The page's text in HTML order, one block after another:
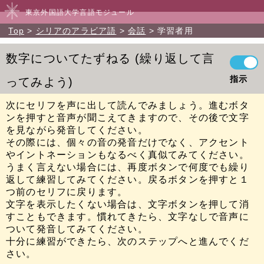
東京外国語大学言語モジュール
Top シリアのアラビア語 会話 学習者用
数字についてたずねる
繰り返して言
ってみよう
指示
次にセリフを声に出して読んでみましょう。進むボタ
ンを押すと音声が聞こえてきますので、その後で文字
を見ながら発音してください。
その際には、個々の音の発音だけでなく、アクセント
やイントネーションもなるべく真似てみてください。
うまく言えない場合には、再度ボタンで何度でも繰り
返して練習してみてください。戻るボタンを押すと１
つ前のセリフに戻ります。
文字を表示したくない場合は、文字ボタンを押して消
すこともできます。慣れてきたら、文字なしで音声に
ついて発音してみてください。
十分に練習ができたら、次のステップへと進んでくだ
さい。